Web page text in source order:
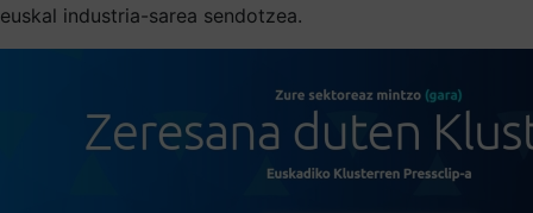
euskal industria-sarea sendotzea.